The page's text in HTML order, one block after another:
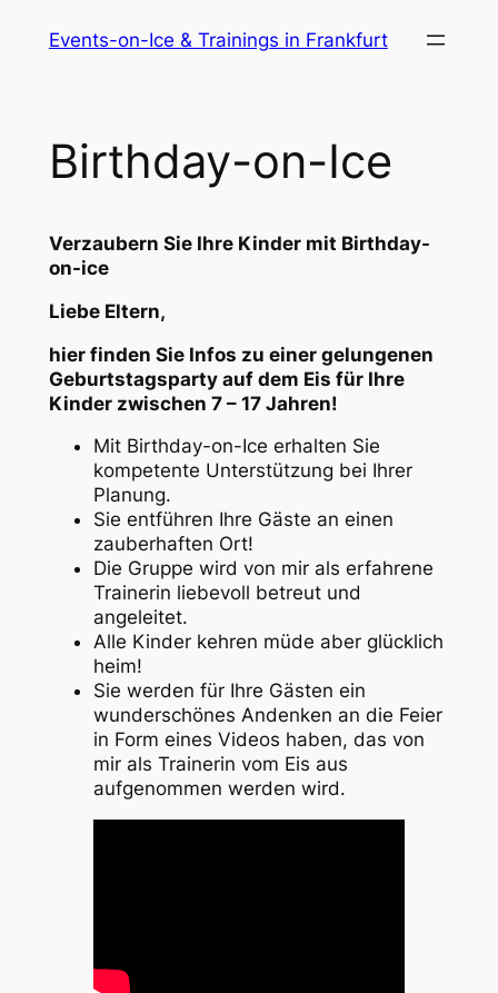
InhaltEvents-on-Ice & Trainings in Frankfurt
Birthday-on-Ice
Verzaubern Sie Ihre Kinder mit Birthday-
on-ice
Liebe Eltern,
hier finden Sie Infos zu einer gelungenen
Geburtstagsparty auf dem Eis für Ihre
Kinder zwischen 7 – 17 Jahren!
Mit Birthday-on-Ice erhalten Sie
kompetente Unterstützung bei Ihrer
Planung.
Sie entführen Ihre Gäste an einen
zauberhaften Ort!
Die Gruppe wird von mir als erfahrene
Trainerin liebevoll betreut und
angeleitet.
Alle Kinder kehren müde aber glücklich
heim!
Sie werden für Ihre Gästen ein
wunderschönes Andenken an die Feier
in Form eines Videos haben, das von
mir als Trainerin vom Eis aus
aufgenommen werden wird.